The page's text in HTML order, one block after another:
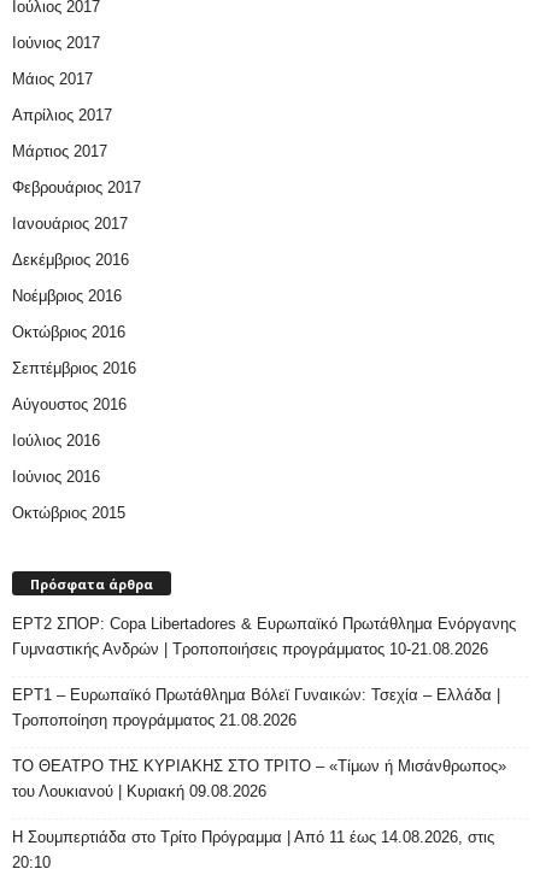
Ιούλιος 2017
Ιούνιος 2017
Μάιος 2017
Απρίλιος 2017
Μάρτιος 2017
Φεβρουάριος 2017
Ιανουάριος 2017
Δεκέμβριος 2016
Νοέμβριος 2016
Οκτώβριος 2016
Σεπτέμβριος 2016
Αύγουστος 2016
Ιούλιος 2016
Ιούνιος 2016
Οκτώβριος 2015
Πρόσφατα άρθρα
ΕΡΤ2 ΣΠΟΡ: Copa Libertadores & Ευρωπαϊκό Πρωτάθλημα Ενόργανης
Γυμναστικής Ανδρών | Τροποποιήσεις προγράμματος 10-21.08.2026
ΕΡΤ1 – Ευρωπαϊκό Πρωτάθλημα Βόλεϊ Γυναικών: Τσεχία – Ελλάδα |
Τροποποίηση προγράμματος 21.08.2026
ΤΟ ΘΕΑΤΡΟ ΤΗΣ ΚΥΡΙΑΚΗΣ ΣΤΟ ΤΡΙΤΟ – «Τίμων ή Μισάνθρωπος»
του Λουκιανού | Κυριακή 09.08.2026
H Σουμπερτιάδα στο Τρίτο Πρόγραμμα | Από 11 έως 14.08.2026, στις
20:10